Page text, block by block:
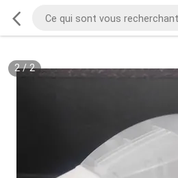
2/2